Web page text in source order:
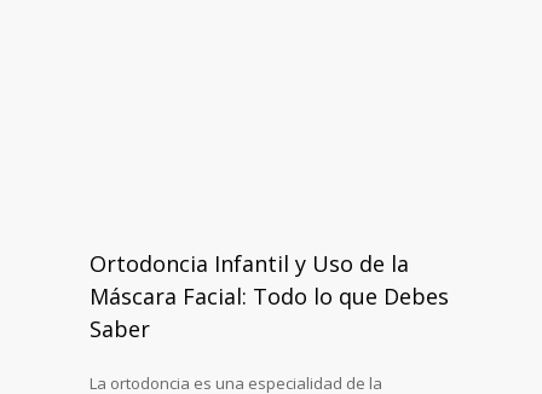
Ortodoncia Infantil y Uso de la
Máscara Facial: Todo lo que Debes
Saber
La ortodoncia es una especialidad de la